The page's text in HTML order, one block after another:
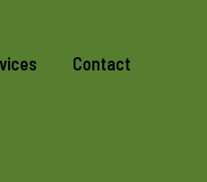
Contact